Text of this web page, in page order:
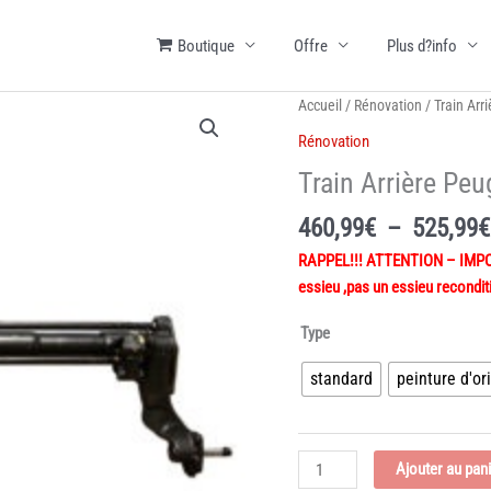
Boutique Offre Plus d?info
Accueil / Rénovation / Train
Rénovation
Train Arrière
460,99€ – 525,99€
RAPPEL!!! ATTENTION –
essieu ,pas un essieu
Type
standard peinture
quantité
Ajouter au